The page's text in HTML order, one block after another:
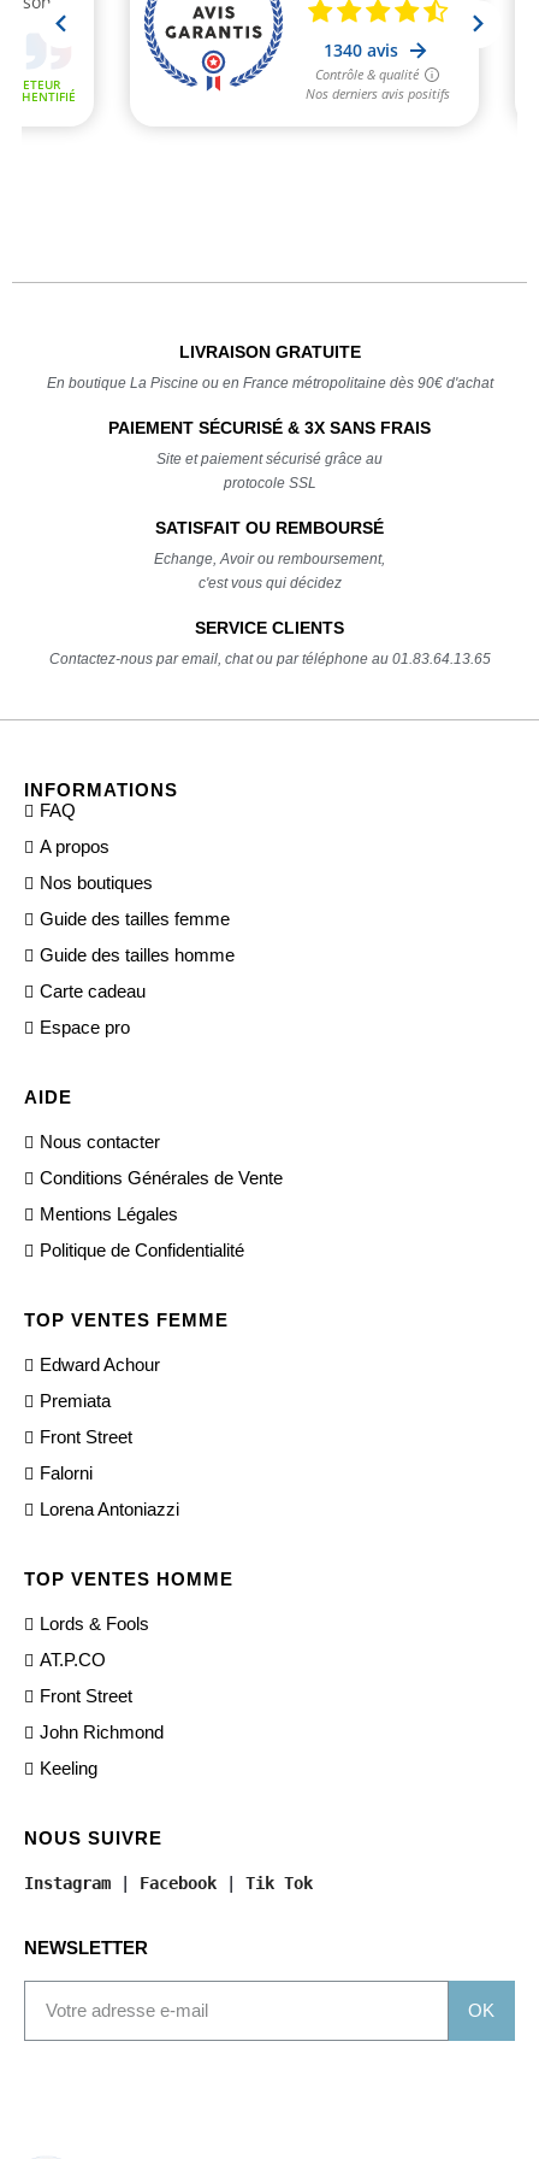
LIVRAISON GRATUITE
En boutique La Piscine ou en France métropolitaine dès 90€ d'achat
PAIEMENT SÉCURISÉ & 3X SANS FRAIS
Site et paiement sécurisé grâce au
protocole SSL
SATISFAIT OU REMBOURSÉ
Echange, Avoir ou remboursement,
c'est vous qui décidez
SERVICE CLIENTS
Contactez-nous par email, chat ou par téléphone au 01.83.64.13.65
INFORMATIONS
FAQ
A propos
Nos boutiques
Guide des tailles femme
Guide des tailles homme
Carte cadeau
Espace pro
AIDE
Nous contacter
Conditions Générales de Vente
Mentions Légales
Politique de Confidentialité
TOP VENTES FEMME
Edward Achour
Premiata
Front Street
Falorni
Lorena Antoniazzi
TOP VENTES HOMME
Lords & Fools
AT.P.CO
Front Street
John Richmond
Keeling
NOUS SUIVRE
Instagram | Facebook | Tik Tok
NEWSLETTER
OK